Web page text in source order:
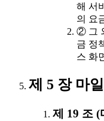
해 서
의 요
② 그
금 정
스 화
제 5 장 마
제 19 조 (